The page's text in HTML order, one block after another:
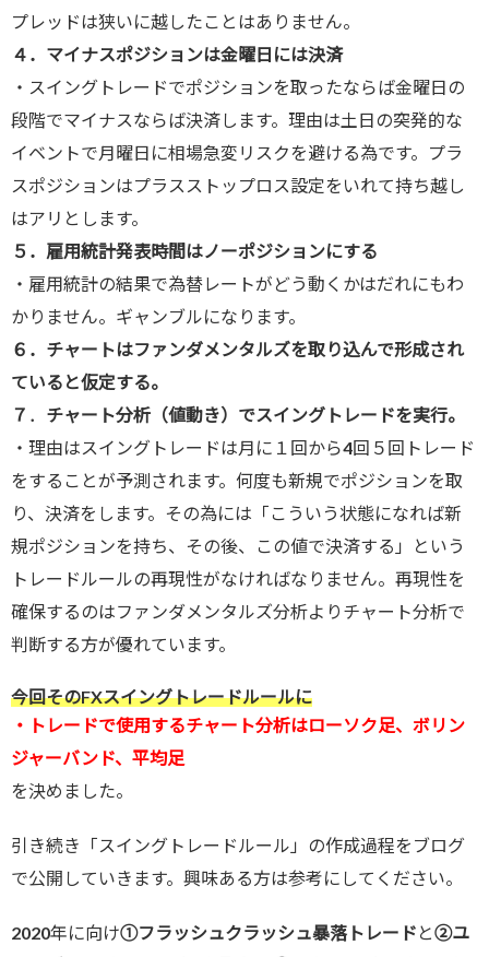
プレッドは狭いに越したことはありません。
４．マイナスポジションは金曜日には決済
・スイングトレードでポジションを取ったならば金曜日の
段階でマイナスならば決済します。理由は土日の突発的な
イベントで月曜日に相場急変リスクを避ける為です。プラ
スポジションはプラスストップロス設定をいれて持ち越し
はアリとします。
５．雇用統計発表時間はノーポジションにする
・雇用統計の結果で為替レートがどう動くかはだれにもわ
かりません。ギャンブルになります。
６．チャートはファンダメンタルズを取り込んで形成され
ていると仮定する。
７ ． チャート分析（値動き）でスイングトレードを実行。
・理由はスイングトレードは月に１回から4回５回トレード
をすることが予測されます。何度も新規でポジションを取
り、決済をします。その為には「こういう状態になれば新
規ポジションを持ち、その後、この値で決済する」という
トレードルールの再現性がなければなりません。再現性を
確保するのはファンダメンタルズ分析よりチャート分析で
判断する方が優れています。
今回そのFXスイングトレードルールに
・トレードで使用するチャート分析はローソク足、ボリン
ジャーバンド、平均足
を決めました。
引き続き「スイングトレードルール」の作成過程をブログ
で公開していきます。興味ある方は参考にしてください。
2020年に向け①フラッシュクラッシュ暴落トレード と②ユ